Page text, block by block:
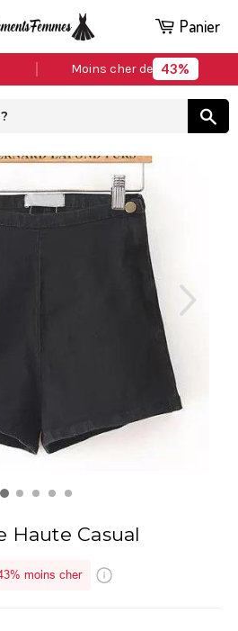
Moins cher de 43%
Panier
Haute Casual
moins cher